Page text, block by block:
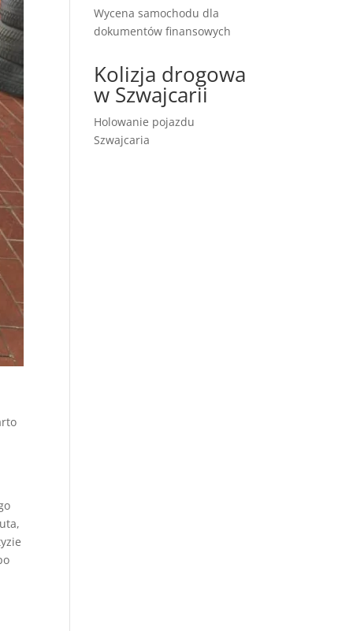
Wycena samochodu dla
dokumentów finansowych
Kolizja drogowa
w Szwajcarii
Holowanie pojazdu
Szwajcaria